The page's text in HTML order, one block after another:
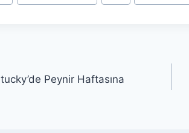
Peynir Haftasına